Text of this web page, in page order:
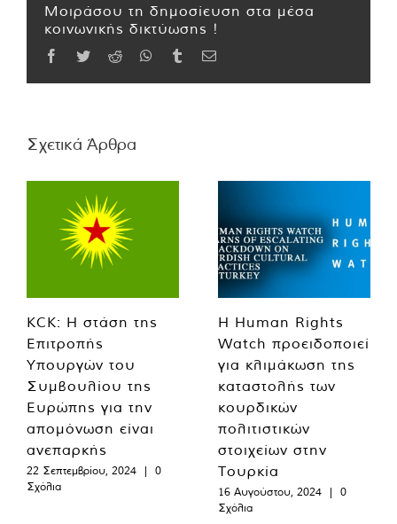
Μοιράσου τη δημοσίευση στα μέσα
κοινωνικής δικτύωσης !
Facebook
TwitterReddit WhatsApp
TumblrEmail
Σχετικά Άρθρα
KCK: Η στάση της
Επιτροπής
Υπουργών του
Συμβουλίου της
Ευρώπης για την
απομόνωση είναι
ανεπαρκής
22 Σεπτεμβρίου, 2024 |
0
Σχόλια
Η Human Rights
Watch προειδοποιεί
για κλιμάκωση της
καταστολής των
κουρδικών
πολιτιστικών
στοιχείων στην
Τουρκία
16 Αυγούστου, 2024 |
0
Σχόλια